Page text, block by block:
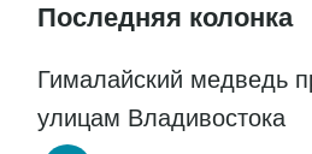
Последняя колонка
Гималайский медведь
улицам Владивостока